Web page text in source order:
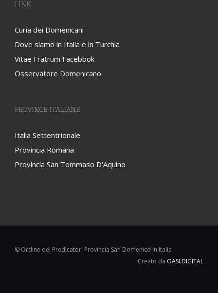
LINK
Curia dei Domenicani
Dove siamo in Italia e in Turchia
Vitae Fratrum Facebook
Osservatore Domenicano
PROVINCE ITALIANE
Italia Settentrionale
Provincia Romana
Provincia San Tommaso D'Aquino
© Ordine dei Predicatori Provincia San Domenico in Italia
Creato da OASI.DIGITAL